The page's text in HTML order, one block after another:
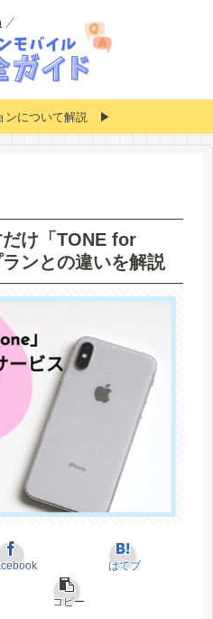
ンについて解説 ▶
け「TONE for
ンとの違いを解説
はてブ
コピー